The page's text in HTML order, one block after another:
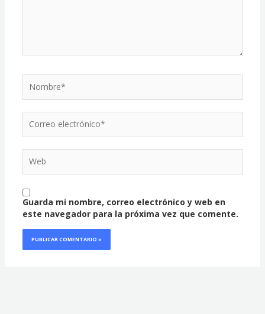
electrónico*
Guarda mi nombre, correo electrónico y web en
este navegador para la próxima vez que comente.